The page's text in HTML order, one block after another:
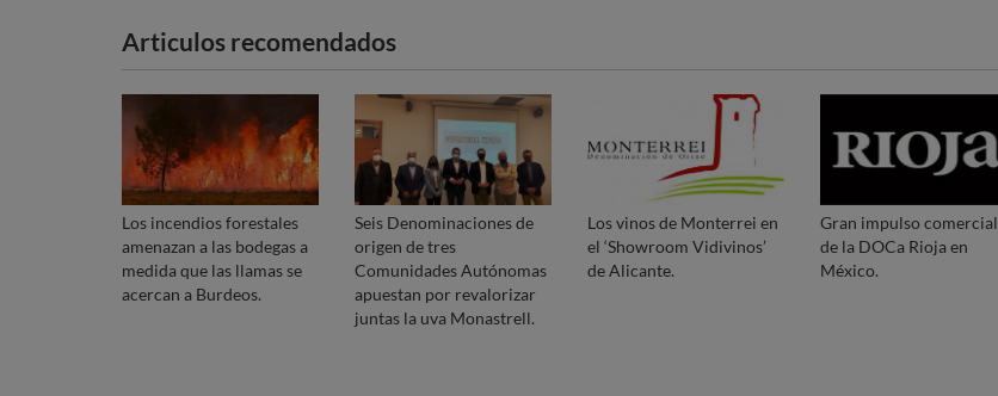
Articulos recomendados
Los incendios forestales
amenazan a las bodegas a
medida que las llamas se
acercan a Burdeos.
Seis Denominaciones de
origen de tres
Comunidades Autónomas
apuestan por revalorizar
juntas la uva Monastrell.
Los vinos de Monterrei en
el ‘Showroom Vidivinos’
de Alicante.
Gran impulso comercial
de la DOCa Rioja en
México.